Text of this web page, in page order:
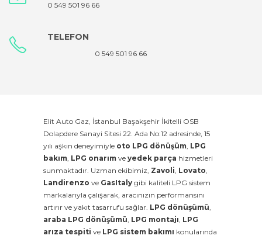
0 549 501 96 66
TELEFON
0 549 501 96 66
Elit Auto Gaz, İstanbul Başakşehir İkitelli OSB
Dolapdere Sanayi Sitesi 22. Ada No:12 adresinde, 15
yılı aşkın deneyimiyle oto LPG dönüşüm, LPG
bakım, LPG onarım ve yedek parça hizmetleri
sunmaktadır. Uzman ekibimiz, Zavoli, Lovato,
Landirenzo ve GasItaly gibi kaliteli LPG sistem
markalarıyla çalışarak, aracınızın performansını
artırır ve yakıt tasarrufu sağlar. LPG dönüşümü,
araba LPG dönüşümü, LPG montajı, LPG
arıza tespiti ve LPG sistem bakımı konularında